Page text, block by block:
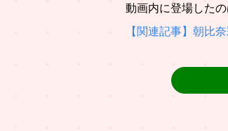
動画内に登場した
【関連記事】朝比